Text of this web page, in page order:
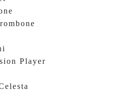
Player